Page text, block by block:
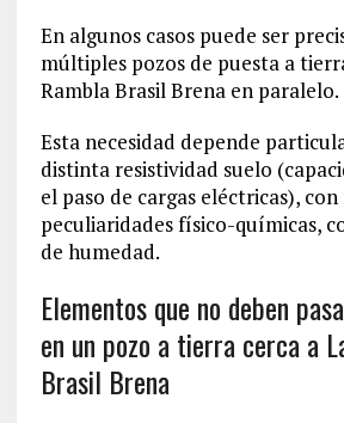
En algunos casos puede ser
múltiples pozos de puesta a
Rambla Brasil Brena en paralelo.
Esta necesidad depende
distinta resistividad suelo
el paso de cargas eléctricas),
peculiaridades físico-químicas,
de humedad.
Elementos que no deben
en un pozo a tierra cerca a
Brasil Brena